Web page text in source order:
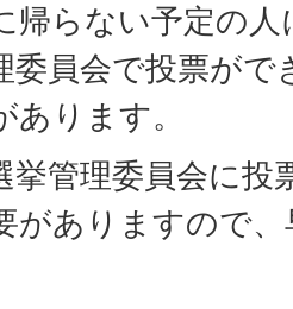
帰らない予定の
委員会で投票がで
あります。
挙管理委員会に投
がありますので